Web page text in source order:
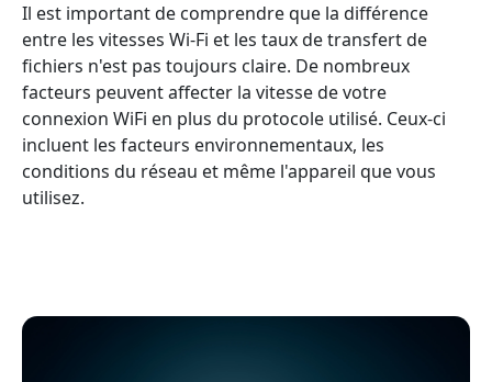
Il est important de comprendre que la différence
entre les vitesses Wi-Fi et les taux de transfert de
fichiers n'est pas toujours claire. De nombreux
facteurs peuvent affecter la vitesse de votre
connexion WiFi en plus du protocole utilisé. Ceux-ci
incluent les facteurs environnementaux, les
conditions du réseau et même l'appareil que vous
utilisez.